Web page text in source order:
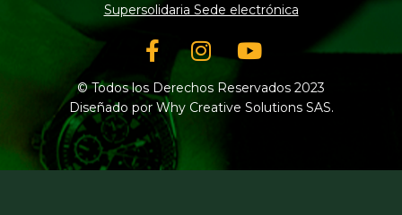
Supersolidaria Sede electrónica
Facebook-
f
Instagram
Youtube
© Todos los Derechos Reservados 2023
Diseñado por Why Creative Solutions SAS.